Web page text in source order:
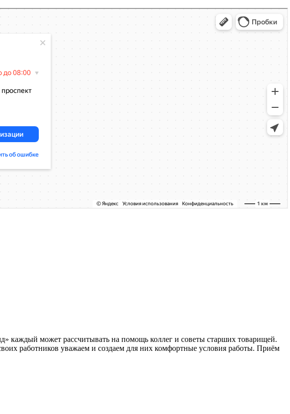
может рассчитывать на помощь коллег и советы старших товарищей.
работников уважаем и создаем для них комфортные условия работы. Приём